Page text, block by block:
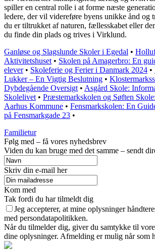
spiller en central rolle i at forme næste
ledere, der vil videreføre byens unikke ånd og
du er tiltrukket af naturen, fællesskabet eller
du finde din plads og trives i Virklund.
Ganløse og Slagslunde Skoler i Egedal •
Aktivitetshuset • Skolen på Amagerbro: En
elever• Skoleferie og Ferier i Danmark 2024 •
Lukker – En Vigtig Beslutning •
Dybdegående Oversigt • Asgård Skole:
Skolelivet • Præstemarkskolen og Søften
Aarhus Kommune • Fensmarkskolen: En
på Fensmarkgade 23 •
Familietur
Følg med – få vores nyhedsbrev
Viden du kan bruge med det samme – sendt
Skriv din e-mail her
Kom med
Tak fordi du har tilmeldt dig
Jeg accepterer, at mine oplysninger
med persondatapolitikken.
Når du tilmelder dig, giver du samtykke til
dine oplysninger. Afmelding er mulig når som